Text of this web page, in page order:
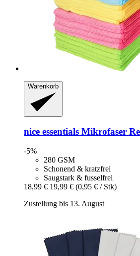
Warenkorb
nice essentials Mikrofaser
-5%
280 GSM
Schonend & kratzfrei
Saugstark & fusselfrei
18,99 € 19,99 € (0,95 € / Stk)
Zustellung bis 13. August